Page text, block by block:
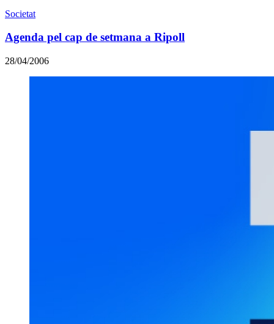
Societat
Agenda pel cap de setmana a Ripoll
28/04/2006